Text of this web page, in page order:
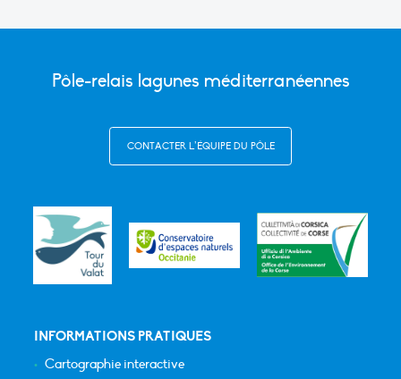
Pôle-relais lagunes méditerranéennes
CONTACTER L’ÉQUIPE DU PÔLE
INFORMATIONS PRATIQUES
Cartographie interactive